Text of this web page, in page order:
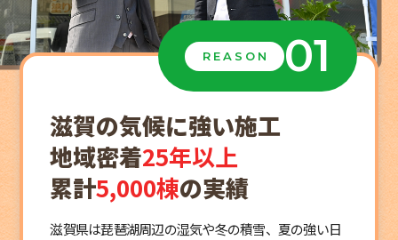
REASON 01
滋賀の気候に強い施工
地域密着25年以上
累計5,000棟の実績
滋賀県は琵琶湖周辺の湿気や冬の積雪、夏の強い日